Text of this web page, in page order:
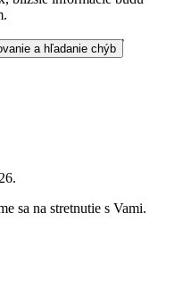
s DPH/verejnosť
sa na stretnutie s Vami.
a hľadanie chýb